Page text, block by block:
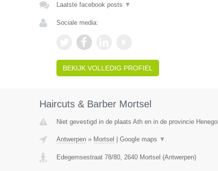
Laatste facebook posts ▼
Sociale media:
BEKIJK VOLLEDIG PROFIEL
Haircuts & Barber Mortsel
Niet gevestigd in de plaats Ath en in de provincie
Antwerpen» Mortsel Google maps ▼
Edegemsestraat 78/80, 2640 Mortsel (Antwerpen)